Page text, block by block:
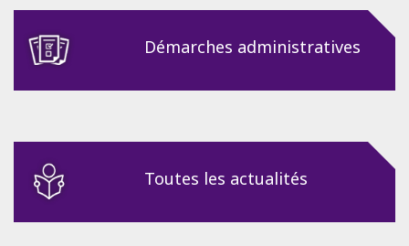
Démarches administratives
Toutes les actualités